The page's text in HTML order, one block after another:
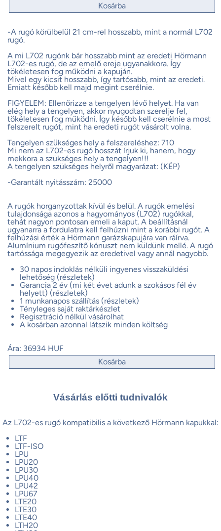
Kosárba
-A rugó körülbelül 21 cm-rel hosszabb, mint a normál L702
rugó.
A mi L702 rugónk bár hosszabb mint az eredeti Hörmann
L702-es rugó, de az emelő ereje ugyanakkora. Így
tökéletesen fog működni a kapuján.
Mivel egy kicsit hosszabb, így tartósabb, mint az eredeti.
Emiatt később kell majd megint cserélnie.
FIGYELEM: Ellenőrizze a tengelyen lévő helyet. Ha van
elég hely a tengelyen, akkor nyugodtan szerelje fel,
tökéletesen fog működni. Így később kell cserélnie a most
felszerelt rugót, mint ha eredeti rugót vásárolt volna.
Tengelyen szükséges hely a felszereléshez: 710
Mi nem az L702-es rugó hosszát írjuk ki, hanem, hogy
mekkora a szükséges hely a tengelyen!!!
A tengelyen szükséges helyről magyarázat: (KÉP)
-Garantált nyitásszám: 25000
A rugók horganyzottak kívül és belül. A rugók emelési
tulajdonsága azonos a hagyományos (L702) rugókkal,
tehát nagyon pontosan emeli a kaput. A beállításnál
ugyanarra a fordulatra kell felhúzni mint a korábbi rugót. A
felhúzási érték a Hörmann garázskapujára van ráírva.
Alumínium rugófeszítő kónuszt nem küldünk mellé. A rugó
tartóssága megegyezik az eredetivel vagy annál nagyobb.
30 napos indoklás nélküli ingyenes visszaküldési
lehetőség (részletek)
Garancia 2 év (mi két évet adunk a szokásos fél év
helyett) (részletek)
1 munkanapos szállítás (részletek)
Tényleges saját raktárkészlet
Regisztráció nélkül vásárolhat
A kosárban azonnal látszik minden költség
Ára: 36934 HUF
Kosárba
Vásárlás előtti tudnivalók
Az L702-es rugó kompatibilis a következő Hörmann kapukkal:
LTF
LTF-ISO
LPU
LPU20
LPU30
LPU40
LPU42
LPU67
LTE20
LTE30
LTE40
LTH20